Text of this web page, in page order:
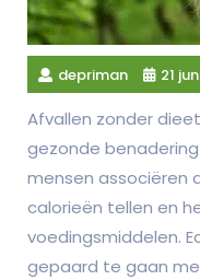
depriman 21
Afvallen zonder
gezonde
mensen associëren
calorieën tellen en
voedingsmiddelen.
gepaard te gaan